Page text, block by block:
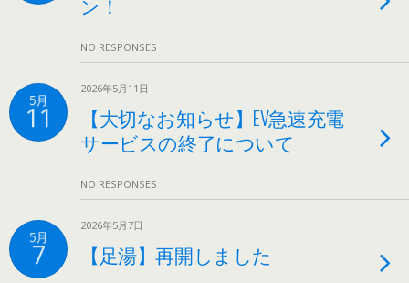
NO RESPONSES
5月
11
2026年5月11日
【大切なお知らせ】EV急速充電
サービスの終了について
NO RESPONSES
5月
7
2026年5月7日
【足湯】再開しました